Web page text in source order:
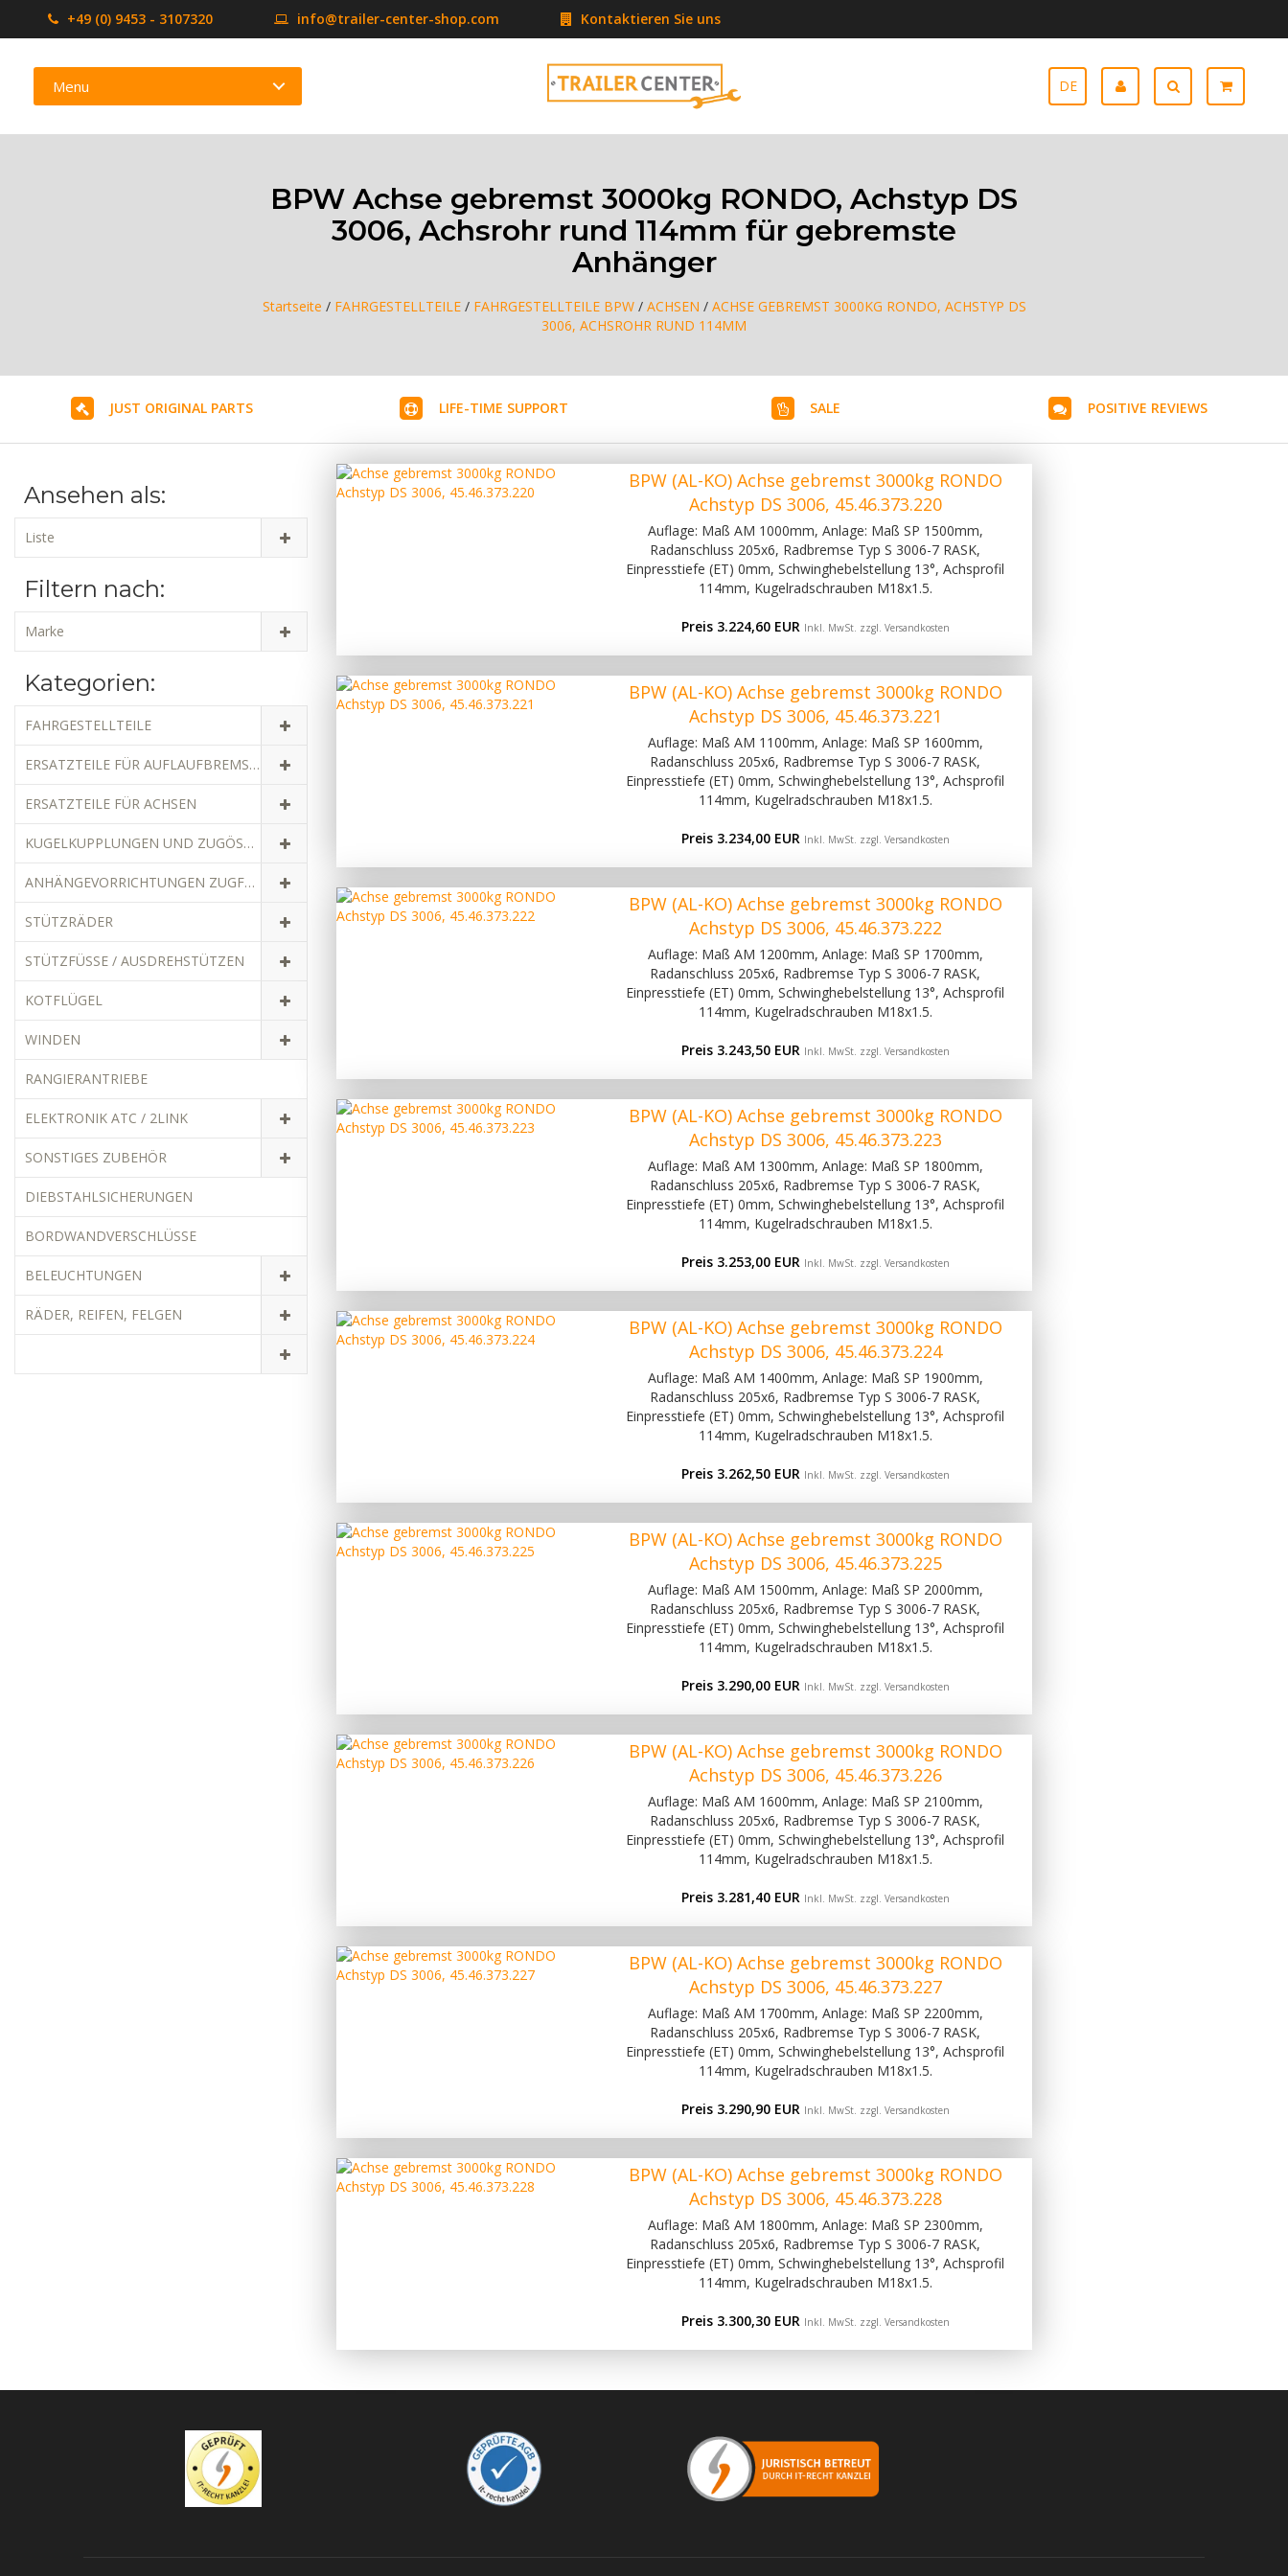
+49 (0) 9453 - 3107320 info@trailer-center-shop.com Kontaktieren Sie uns
Menu DE
BPW Achse gebremst 3000kg RONDO, Achstyp DS
3006, Achsrohr rund 114mm für gebremste
Anhänger
Startseite / FAHRGESTELLTEILE/ FAHRGESTELLTEILE BPW/ ACHSEN / ACHSE GEBREMST 3000KG RONDO, ACHSTYP DS
3006, ACHSROHR RUND 114MM
JUST ORIGINAL PARTS LIFE-TIME SUPPORT SALE POSITIVE REVIEWS
Ansehen als:
Liste
Filtern nach:
Marke
Kategorien:
FAHRGESTELLTEILE
ERSATZTEILE FÜR AUFLAUFBREMSEN
ERSATZTEILE FÜR ACHSEN
KUGELKUPPLUNGEN UND ZUGÖSEN
ANHÄNGEVORRICHTUNGEN ZUGFAHRZEUGE
STÜTZRÄDER
STÜTZFÜSSE / AUSDREHSTÜTZEN
KOTFLÜGEL
WINDEN
RANGIERANTRIEBE
ELEKTRONIK ATC / 2LINK
SONSTIGES ZUBEHÖR
DIEBSTAHLSICHERUNGEN
BORDWANDVERSCHLÜSSE
BELEUCHTUNGEN
RÄDER, REIFEN, FELGEN
BPW (AL-KO) Achse gebremst 3000kg RONDO
Achstyp DS 3006, 45.46.373.220
Auflage: Maß AM 1000mm, Anlage: Maß SP 1500mm,
Radanschluss 205x6, Radbremse Typ S 3006-7 RASK,
Einpresstiefe (ET) 0mm, Schwinghebelstellung 13°, Achsprofil
114mm, Kugelradschrauben M18x1.5.
Preis 3.224,60 EUR Inkl. MwSt. zzgl. Versandkosten
BPW (AL-KO) Achse gebremst 3000kg RONDO
Achstyp DS 3006, 45.46.373.221
Auflage: Maß AM 1100mm, Anlage: Maß SP 1600mm,
Radanschluss 205x6, Radbremse Typ S 3006-7 RASK,
Einpresstiefe (ET) 0mm, Schwinghebelstellung 13°, Achsprofil
114mm, Kugelradschrauben M18x1.5.
Preis 3.234,00 EUR Inkl. MwSt. zzgl. Versandkosten
BPW (AL-KO) Achse gebremst 3000kg RONDO
Achstyp DS 3006, 45.46.373.222
Auflage: Maß AM 1200mm, Anlage: Maß SP 1700mm,
Radanschluss 205x6, Radbremse Typ S 3006-7 RASK,
Einpresstiefe (ET) 0mm, Schwinghebelstellung 13°, Achsprofil
114mm, Kugelradschrauben M18x1.5.
Preis 3.243,50 EUR Inkl. MwSt. zzgl. Versandkosten
BPW (AL-KO) Achse gebremst 3000kg RONDO
Achstyp DS 3006, 45.46.373.223
Auflage: Maß AM 1300mm, Anlage: Maß SP 1800mm,
Radanschluss 205x6, Radbremse Typ S 3006-7 RASK,
Einpresstiefe (ET) 0mm, Schwinghebelstellung 13°, Achsprofil
114mm, Kugelradschrauben M18x1.5.
Preis 3.253,00 EUR Inkl. MwSt. zzgl. Versandkosten
BPW (AL-KO) Achse gebremst 3000kg RONDO
Achstyp DS 3006, 45.46.373.224
Auflage: Maß AM 1400mm, Anlage: Maß SP 1900mm,
Radanschluss 205x6, Radbremse Typ S 3006-7 RASK,
Einpresstiefe (ET) 0mm, Schwinghebelstellung 13°, Achsprofil
114mm, Kugelradschrauben M18x1.5.
Preis 3.262,50 EUR Inkl. MwSt. zzgl. Versandkosten
BPW (AL-KO) Achse gebremst 3000kg RONDO
Achstyp DS 3006, 45.46.373.225
Auflage: Maß AM 1500mm, Anlage: Maß SP 2000mm,
Radanschluss 205x6, Radbremse Typ S 3006-7 RASK,
Einpresstiefe (ET) 0mm, Schwinghebelstellung 13°, Achsprofil
114mm, Kugelradschrauben M18x1.5.
Preis 3.290,00 EUR Inkl. MwSt. zzgl. Versandkosten
BPW (AL-KO) Achse gebremst 3000kg RONDO
Achstyp DS 3006, 45.46.373.226
Auflage: Maß AM 1600mm, Anlage: Maß SP 2100mm,
Radanschluss 205x6, Radbremse Typ S 3006-7 RASK,
Einpresstiefe (ET) 0mm, Schwinghebelstellung 13°, Achsprofil
114mm, Kugelradschrauben M18x1.5.
Preis 3.281,40 EUR Inkl. MwSt. zzgl. Versandkosten
BPW (AL-KO) Achse gebremst 3000kg RONDO
Achstyp DS 3006, 45.46.373.227
Auflage: Maß AM 1700mm, Anlage: Maß SP 2200mm,
Radanschluss 205x6, Radbremse Typ S 3006-7 RASK,
Einpresstiefe (ET) 0mm, Schwinghebelstellung 13°, Achsprofil
114mm, Kugelradschrauben M18x1.5.
Preis 3.290,90 EUR Inkl. MwSt. zzgl. Versandkosten
BPW (AL-KO) Achse gebremst 3000kg RONDO
Achstyp DS 3006, 45.46.373.228
Auflage: Maß AM 1800mm, Anlage: Maß SP 2300mm,
Radanschluss 205x6, Radbremse Typ S 3006-7 RASK,
Einpresstiefe (ET) 0mm, Schwinghebelstellung 13°, Achsprofil
114mm, Kugelradschrauben M18x1.5.
Preis 3.300,30 EUR Inkl. MwSt. zzgl. Versandkosten